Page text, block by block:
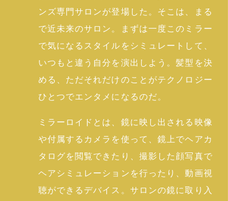
ンズ専門サロンが登場した。そこは、まる
で近未来のサロン。まずは一度このミラー
で気になるスタイルをシミュレートして、
いつもと違う自分を演出しよう。髪型を決
める、ただそれだけのことがテクノロジー
ひとつでエンタメになるのだ。
ミラーロイドとは、鏡に映し出される映像
や付属するカメラを使って、鏡上でヘアカ
タログを閲覧できたり、撮影した顔写真で
ヘアシミュレーションを行ったり、動画視
聴ができるデバイス。サロンの鏡に取り入